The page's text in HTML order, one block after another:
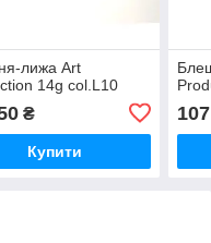
лижа Art
14g col.L10
₴
Купити